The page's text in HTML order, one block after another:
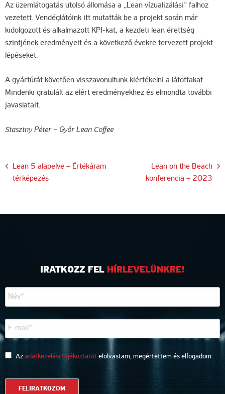
Az üzemlátogatás utolsó állomása a „Lean vízualizálási” falhoz
vezetett. Vendéglátóink itt mutatták be a projekt során már
kidolgozott és alkalmazott KPI-kat, a kezdeti lean érettség
szintjének eredményeit és a következő évekre tervezett projekt
lépéseket.
A gyártúrát követően visszavonultunk kiértékelni a látottakat.
Mindenki gratulált az elért eredményekhez és elmondta további
javaslatait.
Stasztny Péter – Győr Lean Coffee
Bejegyzés
navigáció
Lean 5 alapelve – Értékáram
térképezés
Lean on the Beach
konferencia – 2023
IRATKOZZ FEL HÍRLEVELÜNKRE!
Az adatkezelési tájékoztatót elolvastam, megértettem és elfogadom.